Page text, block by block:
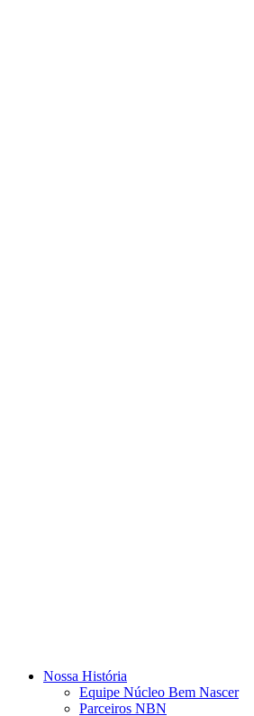
Nossa História
Equipe Núcleo Bem Nascer
Parceiros NBN